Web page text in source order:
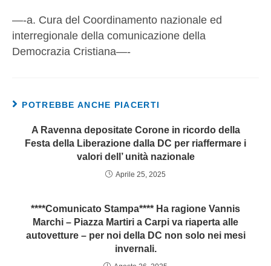
—-a. Cura del Coordinamento nazionale ed
interregionale della comunicazione della
Democrazia Cristiana—-
POTREBBE ANCHE PIACERTI
A Ravenna depositate Corone in ricordo della
Festa della Liberazione dalla DC per riaffermare i
valori dell’ unità nazionale
Aprile 25, 2025
****Comunicato Stampa**** Ha ragione Vannis
Marchi – Piazza Martiri a Carpi va riaperta alle
autovetture – per noi della DC non solo nei mesi
invernali.